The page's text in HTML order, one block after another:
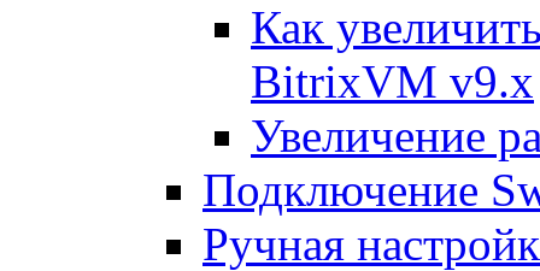
Как
BitrixVM v9.x
Увеличение
Подключение
Ручная